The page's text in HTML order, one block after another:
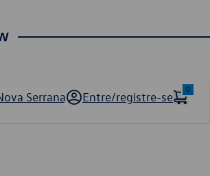
Serrana Entre/registre-se
0